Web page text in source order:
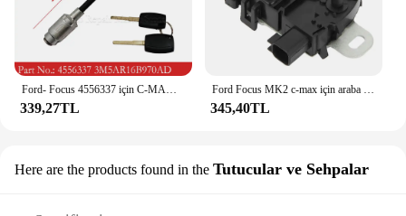
339,27TL 345,40TL
Here are the products found in the Tutucular ve Sehpalar